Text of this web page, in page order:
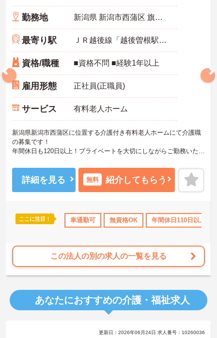
年間休日110日以上 ボーナス・賞与あり 社会保険完備 交通費
勤務地 新潟県 新潟市西蒲区 旗屋695
最寄り駅 ＪＲ越後線「越後曽根駅」徒歩16分
資格/職種 ■資格不問 ■経験1年以上
雇用形態 正社員(正職員)
サービス 有料老人ホーム
新潟県新潟市西蒲区に位置する介護付き有料老人ホームにて介護職
の募集です！
年間休日も120日以上！プライベートを大切にしながらご勤務いただ
保育補助・医療費補助や住宅手当などの各種手当も充実していま
す。
ご興味ある方には、面接対策ポイントなど、さらに詳細をお話しい
詳細を見る 無料 紹介してもらう
ここに注目！ 車通勤可 無資格OK 年間休日110日以上
この法人の別の求人の一覧を見る
あなたにおすすめの介護・福祉求人
更新日：2026年06月24日 求人番号：10260036